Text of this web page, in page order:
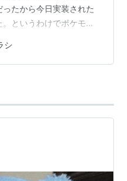
たから今日実装された
というわけでポケモン
して、そう思っている
誘惑に抗えず夜更かし
らった薬でむりやり寝
入ってスマホを見ながら
シ